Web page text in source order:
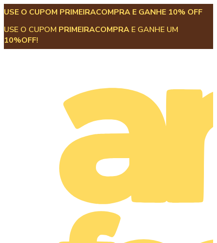
USE O CUPOM PRIMEIRACOMPRA E GANHE 10% OFF
USE O CUPOM PRIMEIRACOMPRA E GANHE UM
10%OFF!